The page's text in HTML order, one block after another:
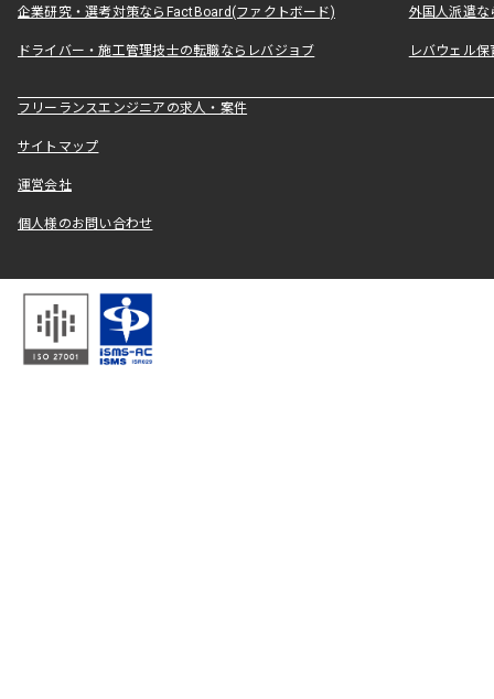
企業研究・選考対策ならFactBoard(ファクトボード) 外国人派遣な
ドライバー・施工管理技士の転職ならレバジョブ レバウェル
フリーランスエンジニアの求人・案件
サイトマップ
運営会社
個人様のお問い合わせ